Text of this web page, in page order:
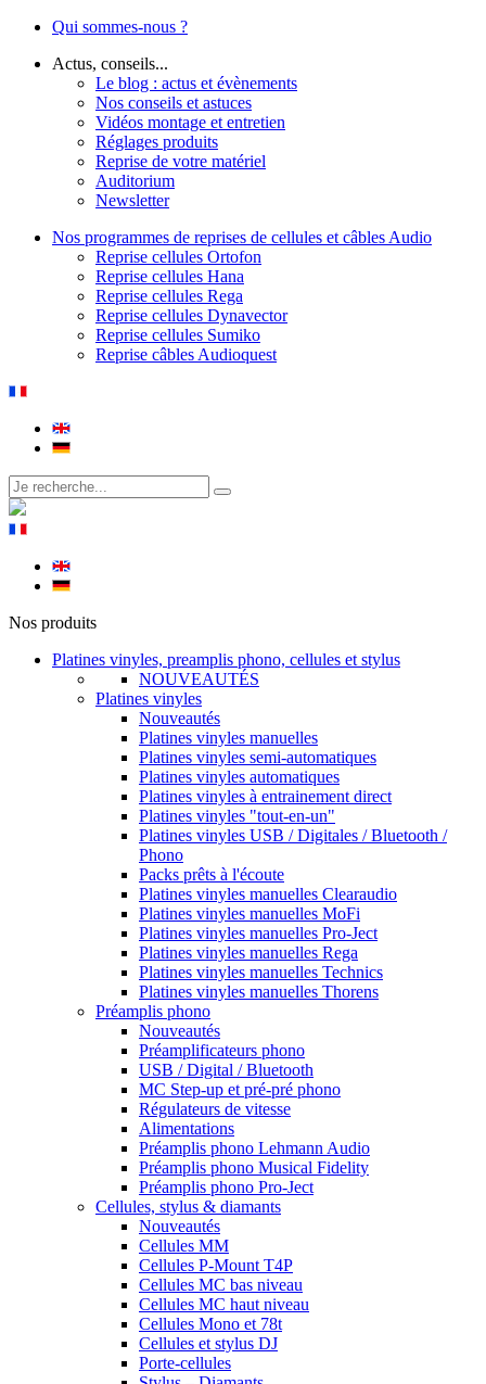
Qui sommes-nous ?
Actus, conseils...
Le blog : actus et évènements
Nos conseils et astuces
Vidéos montage et entretien
Réglages produits
Reprise de votre matériel
Auditorium
Newsletter
Nos programmes de reprises de cellules et câbles Audio
Reprise cellules Ortofon
Reprise cellules Hana
Reprise cellules Rega
Reprise cellules Dynavector
Reprise cellules Sumiko
Reprise câbles Audioquest
Nos produits
Platines vinyles, preamplis phono, cellules et stylus
NOUVEAUTÉS
Platines vinyles
Nouveautés
Platines vinyles manuelles
Platines vinyles semi-automatiques
Platines vinyles automatiques
Platines vinyles à entrainement direct
Platines vinyles "tout-en-un"
Platines vinyles USB / Digitales / Bluetooth /
Phono
Packs prêts à l'écoute
Platines vinyles manuelles Clearaudio
Platines vinyles manuelles MoFi
Platines vinyles manuelles Pro-Ject
Platines vinyles manuelles Rega
Platines vinyles manuelles Technics
Platines vinyles manuelles Thorens
Préamplis phono
Nouveautés
Préamplificateurs phono
USB / Digital / Bluetooth
MC Step-up et pré-pré phono
Régulateurs de vitesse
Alimentations
Préamplis phono Lehmann Audio
Préamplis phono Musical Fidelity
Préamplis phono Pro-Ject
Cellules, stylus & diamants
Nouveautés
Cellules MM
Cellules P-Mount T4P
Cellules MC bas niveau
Cellules MC haut niveau
Cellules Mono et 78t
Cellules et stylus DJ
Porte-cellules